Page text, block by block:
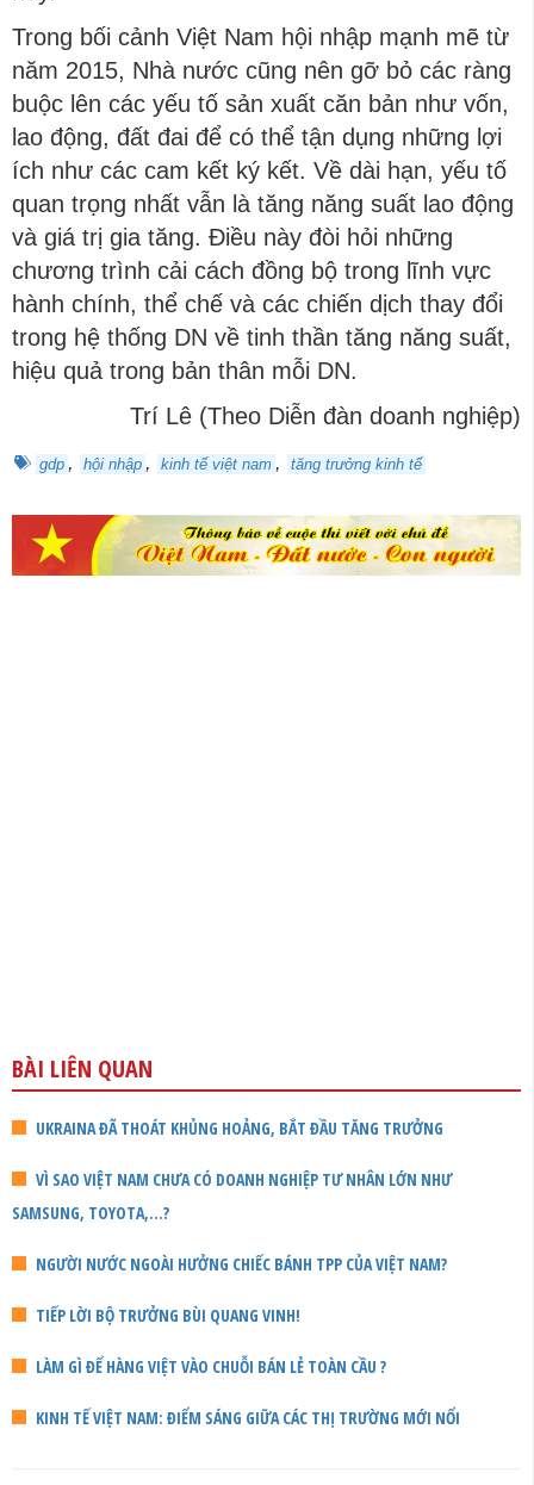
Trong bối cảnh Việt Nam hội nhập mạnh mẽ từ
năm 2015, Nhà nước cũng nên gỡ bỏ các ràng
buộc lên các yếu tố sản xuất căn bản như vốn,
lao động, đất đai để có thể tận dụng những lợi
ích như các cam kết ký kết. Về dài hạn, yếu tố
quan trọng nhất vẫn là tăng năng suất lao động
và giá trị gia tăng. Điều này đòi hỏi những
chương trình cải cách đồng bộ trong lĩnh vực
hành chính, thể chế và các chiến dịch thay đổi
trong hệ thống DN về tinh thần tăng năng suất,
hiệu quả trong bản thân mỗi DN.
Trí Lê (Theo Diễn đàn doanh nghiệp)
gdp , hội nhập , kinh tế việt nam , tăng trưởng kinh tế
BÀI LIÊN QUAN
UKRAINA ĐÃ THOÁT KHỦNG HOẢNG, BẮT ĐẦU TĂNG TRƯỞNG
VÌ SAO VIỆT NAM CHƯA CÓ DOANH NGHIỆP TƯ NHÂN LỚN NHƯ
SAMSUNG, TOYOTA,...?
NGƯỜI NƯỚC NGOÀI HƯỞNG CHIẾC BÁNH TPP CỦA VIỆT NAM?
TIẾP LỜI BỘ TRƯỞNG BÙI QUANG VINH!
LÀM GÌ ĐỂ HÀNG VIỆT VÀO CHUỖI BÁN LẺ TOÀN CẦU ?
KINH TẾ VIỆT NAM: ĐIỂM SÁNG GIỮA CÁC THỊ TRƯỜNG MỚI NỔI